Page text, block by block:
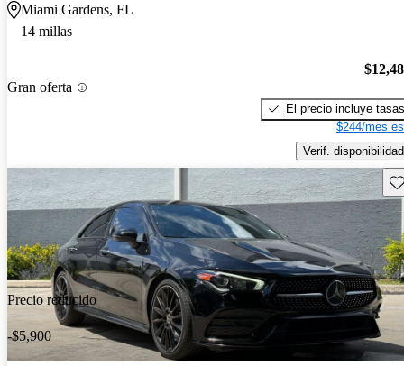
Miami Gardens, FL
14 millas
Gran oferta
El precio incluye tasas
$244/mes
Verif. disponibilidad
Precio reducido
-$5,900